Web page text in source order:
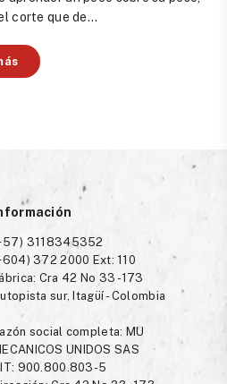
corte que de...
3118345352
372 2000 Ext: 110
Cra 42 No 33 -173
sur, Itagüí - Colombia
social completa: MU
UNIDOS SAS
900.800.803-5